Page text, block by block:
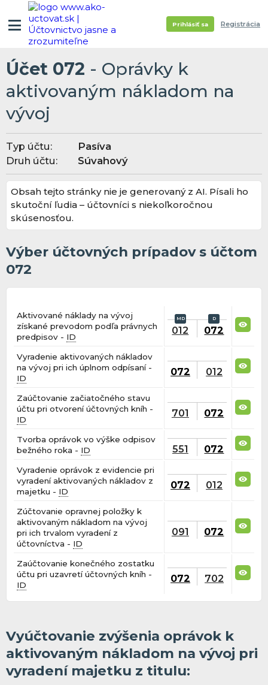
Prihlásiť sa Registrácia
Účet 072 - Oprávky k
aktivovaným nákladom na
vývoj
Typ účtu:
Pasíva
Druh účtu:
Súvahový
Obsah tejto stránky nie je generovaný z AI. Písali ho
skutoční ľudia – účtovníci s niekoľkoročnou
skúsenosťou.
Výber účtovných prípadov s účtom
072
Aktivované náklady na vývoj
získané prevodom podľa právnych
predpisov - ID
012 072
Vyradenie aktivovaných nákladov
na vývoj pri ich úplnom odpísaní -
ID
072 012
Zaúčtovanie začiatočného stavu
účtu pri otvorení účtovných kníh -
ID
701 072
Tvorba oprávok vo výške odpisov
bežného roka - ID 551 072
Vyradenie oprávok z evidencie pri
vyradení aktivovaných nákladov z
majetku - ID
072 012
Zúčtovanie opravnej položky k
aktivovaným nákladom na vývoj
pri ich trvalom vyradení z
účtovníctva - ID
091 072
Zaúčtovanie konečného zostatku
účtu pri uzavretí účtovných kníh -
ID
072 702
Vyúčtovanie zvýšenia oprávok k
aktivovaným nákladom na vývoj pri
vyradení majetku z titulu: